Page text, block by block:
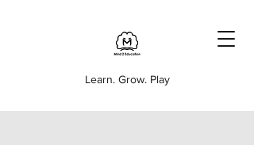
Learn. Grow. Play